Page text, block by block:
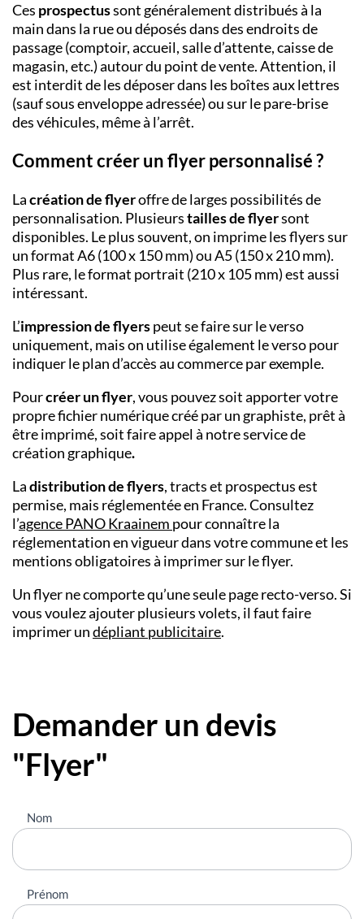
Ces prospectussont généralement distribués à la
main dans la rue ou déposés dans des endroits de
passage (comptoir, accueil, salle d’attente, caisse de
magasin, etc.) autour du point de vente. Attention, il
est interdit de les déposer dans les boîtes aux lettres
(sauf sous enveloppe adressée) ou sur le pare-brise
des véhicules, même à l’arrêt.
Comment créer un flyer personnalisé ?
Lacréation de flyeroffre de larges possibilités de
personnalisation. Plusieurstailles de flyersont
disponibles. Le plus souvent, on imprime les flyers sur
un format A6 (100 x 150 mm) ou A5 (150 x 210 mm).
Plus rare, le format portrait (210 x 105 mm) est aussi
intéressant.
L’impression de flyerspeut se faire sur le verso
uniquement, mais on utilise également le verso pour
indiquer le plan d’accès au commerce par exemple.
Pourcréer un flyer, vous pouvez soit apporter votre
propre fichier numérique créé par un graphiste, prêt à
être imprimé, soit faire appel à notre service de
création graphique.
Ladistribution de flyers, tracts et prospectus est
permise, mais réglementée en France. Consultez
l’agence PANOKraainem pour connaître la
réglementation en vigueur dans votre commune et les
mentions obligatoires à imprimer sur le flyer.
Un flyer ne comporte qu’une seule page recto-verso. Si
vous voulez ajouter plusieurs volets, il faut faire
imprimer undépliant publicitaire.
Demander un devis
"Flyer"
Nous
contacter
Nom
Prénom